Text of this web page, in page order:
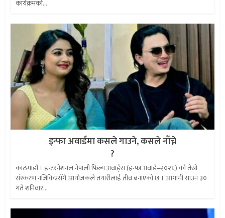
कार्यक्रमको...
इन्फा अवार्डमा कसले गाउने, कसले नाँच्ने
?
काठमाडौं । इन्टरनेशनल नेपाली फिल्म अवार्ड्स (इन्फा अवार्ड–२०२६) को तेस्रो
संस्करण नजिकिएसँगै आयोजकले तयारीलाई तीव्र बनाएको छ । आगामी साउन ३०
गते शनिवार...